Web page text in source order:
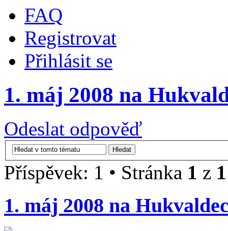
FAQ
Registrovat
Přihlásit se
1. máj 2008 na
Odeslat odpověď
Příspěvek: 1 • Stránka 1 z 1
1. máj 2008 na